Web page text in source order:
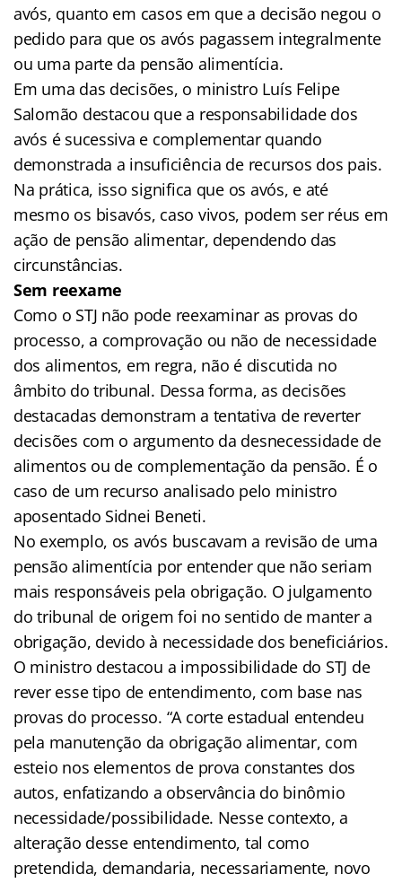
avós, quanto em casos em que a decisão negou o
pedido para que os avós pagassem integralmente
ou uma parte da pensão alimentícia.
Em uma das decisões, o ministro Luís Felipe
Salomão destacou que a responsabilidade dos
avós é sucessiva e complementar quando
demonstrada a insuficiência de recursos dos pais.
Na prática, isso significa que os avós, e até
mesmo os bisavós, caso vivos, podem ser réus em
ação de pensão alimentar, dependendo das
circunstâncias.
Sem reexame
Como o STJ não pode reexaminar as provas do
processo, a comprovação ou não de necessidade
dos alimentos, em regra, não é discutida no
âmbito do tribunal. Dessa forma, as decisões
destacadas demonstram a tentativa de reverter
decisões com o argumento da desnecessidade de
alimentos ou de complementação da pensão. É o
caso de um recurso analisado pelo ministro
aposentado Sidnei Beneti.
No exemplo, os avós buscavam a revisão de uma
pensão alimentícia por entender que não seriam
mais responsáveis pela obrigação. O julgamento
do tribunal de origem foi no sentido de manter a
obrigação, devido à necessidade dos beneficiários.
O ministro destacou a impossibilidade do STJ de
rever esse tipo de entendimento, com base nas
provas do processo. “A corte estadual entendeu
pela manutenção da obrigação alimentar, com
esteio nos elementos de prova constantes dos
autos, enfatizando a observância do binômio
necessidade/possibilidade. Nesse contexto, a
alteração desse entendimento, tal como
pretendida, demandaria, necessariamente, novo